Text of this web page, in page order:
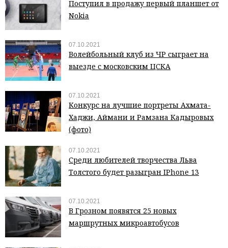
Поступил в продажу первый планшет от
Nokia
07.10.2021
Волейбольный клуб из ЧР сыграет на
выезде с московским ЦСКА
07.10.2021
Конкурс на лучшие портреты Ахмата-
Хаджи, Аймани и Рамзана Кадыровых
(фото)
07.10.2021
Среди любителей творчества Льва
Толстого будет разыгран IPhone 13
07.10.2021
В Грозном появятся 25 новых
маршрутных микроавтобусов